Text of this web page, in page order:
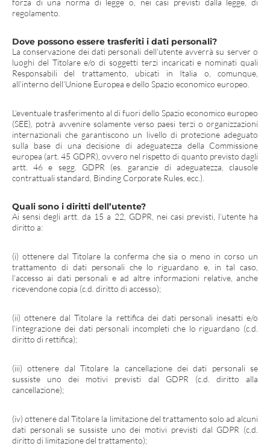
forza di una norma di legge o, nei casi previsti dalla legge, di
regolamento.
Dove possono essere trasferiti i dati personali?
La conservazione dei dati personali dell’utente avverrà su server o
luoghi del Titolare e/o di soggetti terzi incaricati e nominati quali
Responsabili del trattamento, ubicati in Italia o, comunque,
all’interno dell’Unione Europea e dello Spazio economico europeo.
L’eventuale trasferimento al di fuori dello Spazio economico europeo
(SEE), potrà avvenire solamente verso paesi terzi o organizzazioni
internazionali che garantiscono un livello di protezione adeguato
sulla base di una decisione di adeguatezza della Commissione
europea (art. 45 GDPR), ovvero nel rispetto di quanto previsto dagli
artt. 46 e segg. GDPR (es. garanzie di adeguatezza, clausole
contrattuali standard, Binding Corporate Rules, ecc.).
Quali sono i diritti dell’utente?
Ai sensi degli artt. da 15 a 22, GDPR, nei casi previsti, l’utente ha
diritto a:
(i) ottenere dal Titolare la conferma che sia o meno in corso un
trattamento di dati personali che lo riguardano e, in tal caso,
l’accesso ai dati personali e ad altre informazioni relative, anche
ricevendone copia (c.d. diritto di accesso);
(ii) ottenere dal Titolare la rettifica dei dati personali inesatti e/o
l’integrazione dei dati personali incompleti che lo riguardano (c.d.
diritto di rettifica);
(iii) ottenere dal Titolare la cancellazione dei dati personali se
sussiste uno dei motivi previsti dal GDPR (c.d. diritto alla
cancellazione);
(iv) ottenere dal Titolare la limitazione del trattamento solo ad alcuni
dati personali se sussiste uno dei motivi previsti dal GDPR (c.d.
diritto di limitazione del trattamento);